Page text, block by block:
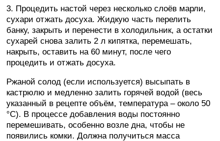
3. Процедить настой через несколько слоёв марли,
сухари отжать досуха. Жидкую часть перелить
банку, закрыть и перенести в холодильник, а остатки
сухарей снова залить 2 л кипятка, перемешать,
накрыть, оставить на 60 минут, после чего
процедить и отжать досуха.
Ржаной солод (если используется) высыпать в
кастрюлю и медленно залить горячей водой (весь
указанный в рецепте объём, температура – около 50
°C). В процессе добавления воды постоянно
перемешивать, особенно возле дна, чтобы не
появились комки. Должна получиться масса